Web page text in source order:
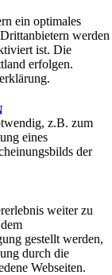
ein optimales
werden
ist. Die
erfolgen.
z.B. zum
eines
der
weiter zu
gestellt werden,
durch die
Webseiten.